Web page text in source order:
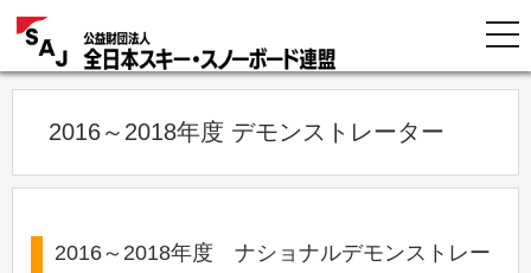
2016～2018年度 デモンストレーター
2016～2018年度 ナショナルデモンストレー